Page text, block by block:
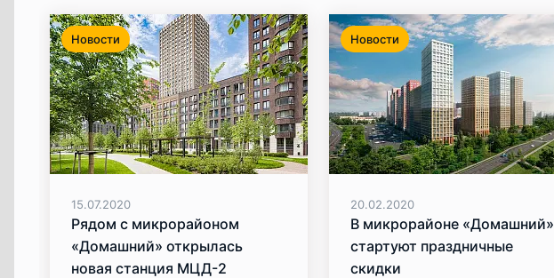
Новости
15.07.2020
Рядом с микрорайоном
«Домашний» открылась
новая станция МЦД-2
Новости
20.02.2020
В микрорайоне «Домашний»
стартуют праздничные
скидки